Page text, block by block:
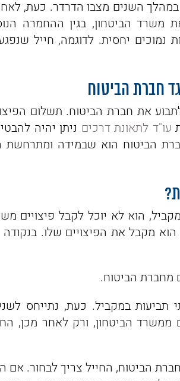
שחייל נפצע ונגרמו לו 10% נכות. במהלך השנים מצבו
את משרד הביטחון, בגין ההחמרה
חברת הביטוח
את חברת הביטוח. תשלום
עו"ד לתאונת דרכים ניתן יהיה
הביטוח הוא שבמידה ומתרחשת
הוא לא יוכל לקבל פיצויים
מקבל את הפיצויים שלו.
מחברת הביטוח.
תביעות במקביל. כעת, נתייחס
הביטחון, ורק לאחר מכן,
הביטוח, החייל צריך לבחור. אם